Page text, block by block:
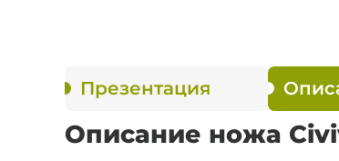
Презентация
Описание ножа